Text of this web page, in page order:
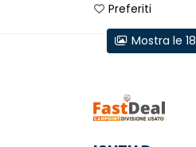
Preferiti
Mostra le